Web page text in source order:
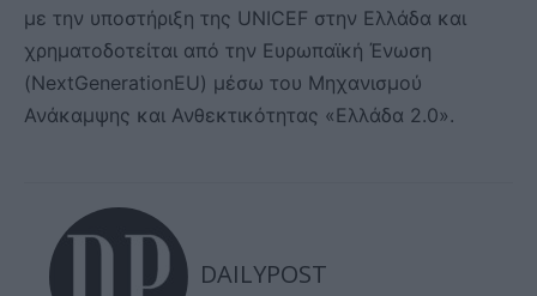
με την υποστήριξη της UNICEF στην Ελλάδα και
χρηματοδοτείται από την Ευρωπαϊκή Ένωση
(NextGenerationEU) μέσω του Μηχανισμού
Ανάκαμψης και Ανθεκτικότητας «Ελλάδα 2.0».
DAILYPOST